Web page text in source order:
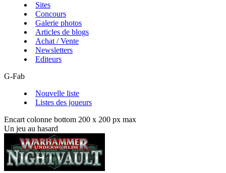
Sites
Concours
Galerie photos
Articles de blogs
Achat / Vente
Newsletters
Editeurs
G-Fab
Nouvelle liste
Listes des joueurs
Encart colonne bottom 200 x 200 px max
Un jeu au hasard